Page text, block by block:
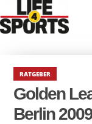
RATGEBER
Golden
Berlin